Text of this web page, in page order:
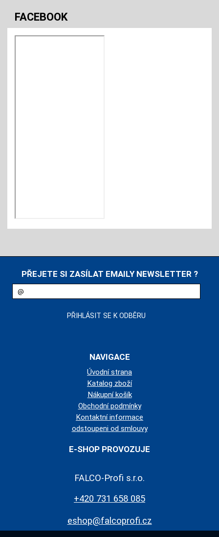
FACEBOOK
PŘEJETE SI ZASÍLAT EMAILY NEWSLETTER ?
NAVIGACE
Úvodní strana
Katalog zboží
Nákupní košík
Obchodní podmínky
Kontaktní informace
odstoupeni od smlouvy
E-SHOP PROVOZUJE
FALCO-Profi s.r.o.
+420 731 658 085
eshop@falcoprofi.cz